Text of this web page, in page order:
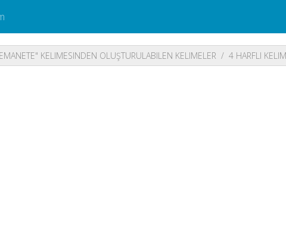
KELIMESINDEN OLUŞTURULABILEN KELIMELER 4 HARFLI